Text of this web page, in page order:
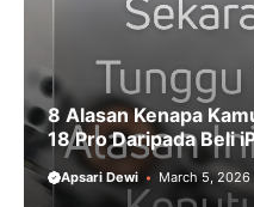
8 Alasan Kenapa
18 Pro Daripada Beli
Apsari Dewi March 5, 2026